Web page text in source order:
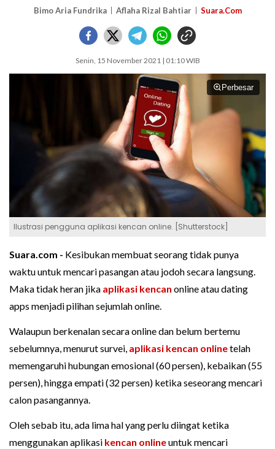
Bimo Aria Fundrika Aflaha Rizal Bahtiar Suara.Com
Senin, 15 November 2021 | 01:10 WIB
Perbesar
Ilustrasi pengguna aplikasi kencan online. [Shutterstock]
Suara.com - Kesibukan membuat seorang tidak punya
waktu untuk mencari pasangan atau jodoh secara langsung.
Maka tidak heran jika aplikasi kencan online atau dating
apps menjadi pilihan sejumlah online.
Walaupun berkenalan secara online dan belum bertemu
sebelumnya, menurut survei, aplikasi kencan onlinetelah
memengaruhi hubungan emosional (60 persen), kebaikan (55
persen), hingga empati (32 persen) ketika seseorang mencari
calon pasangannya.
Oleh sebab itu, ada lima hal yang perlu diingat ketika
menggunakan aplikasi kencan onlineuntuk mencari